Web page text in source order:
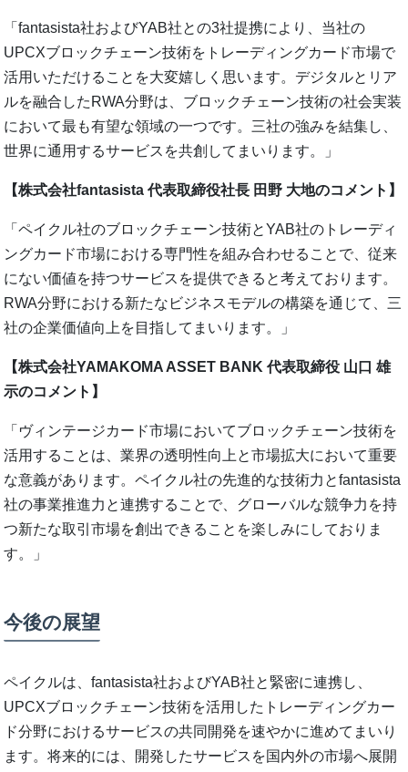
「fantasista社およびYAB社との3社提携により、当社の
UPCXブロックチェーン技術をトレーディングカード市場で
活用いただけることを大変嬉しく思います。デジタルとリア
ルを融合したRWA分野は、ブロックチェーン技術の社会実装
において最も有望な領域の一つです。三社の強みを結集し、
世界に通用するサービスを共創してまいります。」
【株式会社fantasista 代表取締役社長 田野 大地のコメント】
「ペイクル社のブロックチェーン技術とYAB社のトレーディ
ングカード市場における専門性を組み合わせることで、従来
にない価値を持つサービスを提供できると考えております。
RWA分野における新たなビジネスモデルの構築を通じて、三
社の企業価値向上を目指してまいります。」
【株式会社YAMAKOMA ASSET BANK 代表取締役 山口 雄
示のコメント】
「ヴィンテージカード市場においてブロックチェーン技術を
活用することは、業界の透明性向上と市場拡大において重要
な意義があります。ペイクル社の先進的な技術力とfantasista
社の事業推進力と連携することで、グローバルな競争力を持
つ新たな取引市場を創出できることを楽しみにしておりま
す。」
今後の展望
ペイクルは、fantasista社およびYAB社と緊密に連携し、
UPCXブロックチェーン技術を活用したトレーディングカー
ド分野におけるサービスの共同開発を速やかに進めてまいり
ます。将来的には、開発したサービスを国内外の市場へ展開